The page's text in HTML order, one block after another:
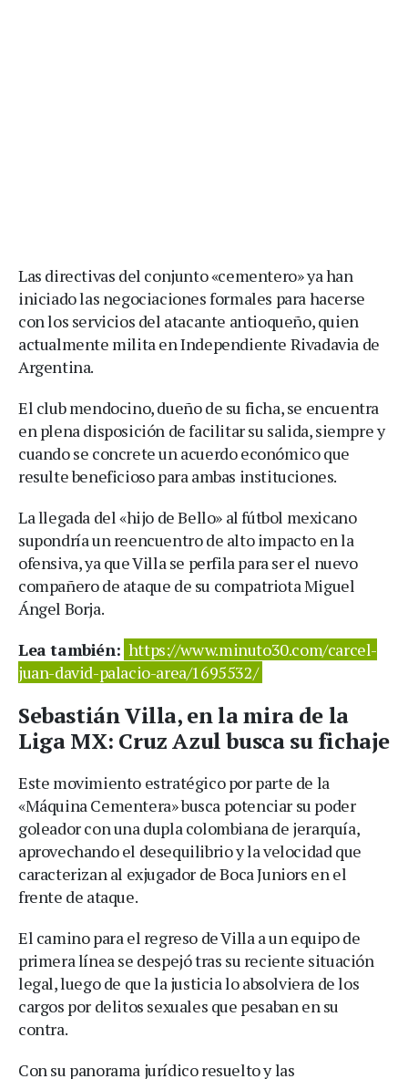
Las directivas del conjunto «cementero» ya han
iniciado las negociaciones formales para hacerse
con los servicios del atacante antioqueño, quien
actualmente milita en Independiente Rivadavia de
Argentina.
El club mendocino, dueño de su ficha, se encuentra
en plena disposición de facilitar su salida, siempre y
cuando se concrete un acuerdo económico que
resulte beneficioso para ambas instituciones.
La llegada del «hijo de Bello» al fútbol mexicano
supondría un reencuentro de alto impacto en la
ofensiva, ya que Villa se perfila para ser el nuevo
compañero de ataque de su compatriota Miguel
Ángel Borja.
Lea también: https://www.minuto30.com/carcel-
juan-david-palacio-area/1695532/
Sebastián Villa, en la mira de la
Liga MX: Cruz Azul busca su fichaje
Este movimiento estratégico por parte de la
«Máquina Cementera» busca potenciar su poder
goleador con una dupla colombiana de jerarquía,
aprovechando el desequilibrio y la velocidad que
caracterizan al exjugador de Boca Juniors en el
frente de ataque.
El camino para el regreso de Villa a un equipo de
primera línea se despejó tras su reciente situación
legal, luego de que la justicia lo absolviera de los
cargos por delitos sexuales que pesaban en su
contra.
Con su panorama jurídico resuelto y las